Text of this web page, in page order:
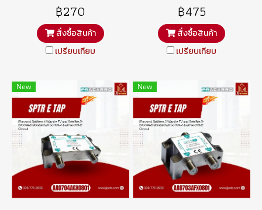
฿270
สั่งซื้อสินค้า
เปรียบเทียบ
฿475
สั่งซื้อสินค้า
เปรียบเทียบ
New New